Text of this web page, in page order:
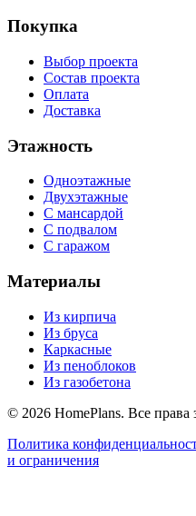
Покупка
Выбор проекта
Состав проекта
Оплата
Доставка
Этажность
Одноэтажные
Двухэтажные
С мансардой
С подвалом
С гаражом
Материалы
Из кирпича
Из бруса
Каркасные
Из пеноблоков
Из газобетона
© 2026 HomePlans. Все
Политика
и ограничения